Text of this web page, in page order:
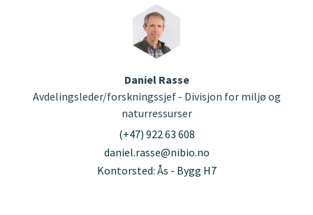
Daniel Rasse
Avdelingsleder/forskningssjef - Divisjon for miljø og
naturressurser
(+47) 922 63 608
daniel.rasse@nibio.no
Kontorsted: Ås - Bygg H7